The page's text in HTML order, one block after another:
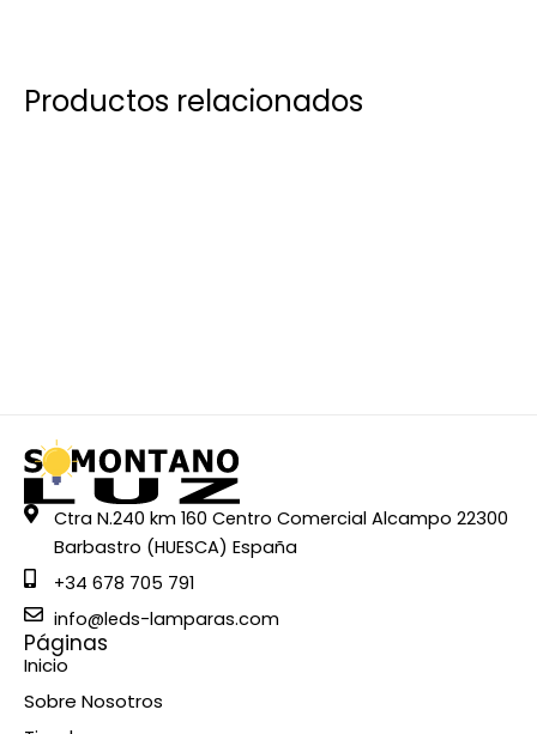
Productos relacionados
Ctra N.240 km 160 Centro Comercial Alcampo 22300
Barbastro (HUESCA) España
+34 678 705 791
info@leds-lamparas.com
Páginas
Inicio
Sobre Nosotros